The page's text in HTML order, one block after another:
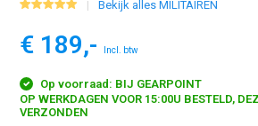
Bekijk alles MILITAIREN
€ 189,- Incl. btw
Op voorraad: BIJ GEARPOINT
OP WERKDAGEN VOOR 15:00U BESTELD,
VERZONDEN